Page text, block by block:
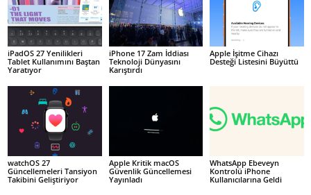
iPadOS 27 Yenilikleri
Tablet Kullanımını Baştan
Yaratıyor
iPhone 17 Zam İddiası
Teknoloji Dünyasını
Karıştırdı
Apple İşitme Cihazı
Desteği Listesini Büyüttü
watchOS 27
Güncellemeleri Tansiyon
Takibini Geliştiriyor
Apple Kritik macOS
Güvenlik Güncellemesi
Yayınladı
WhatsApp Ebeveyn
Kontrolü iPhone
Kullanıcılarına Geldi